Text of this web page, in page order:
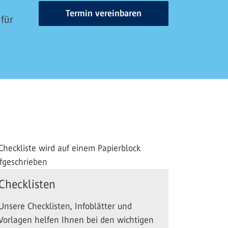
für
Termin vereinbaren
Checklisten, Infoblätter und
helfen Ihnen bei den wichtigen